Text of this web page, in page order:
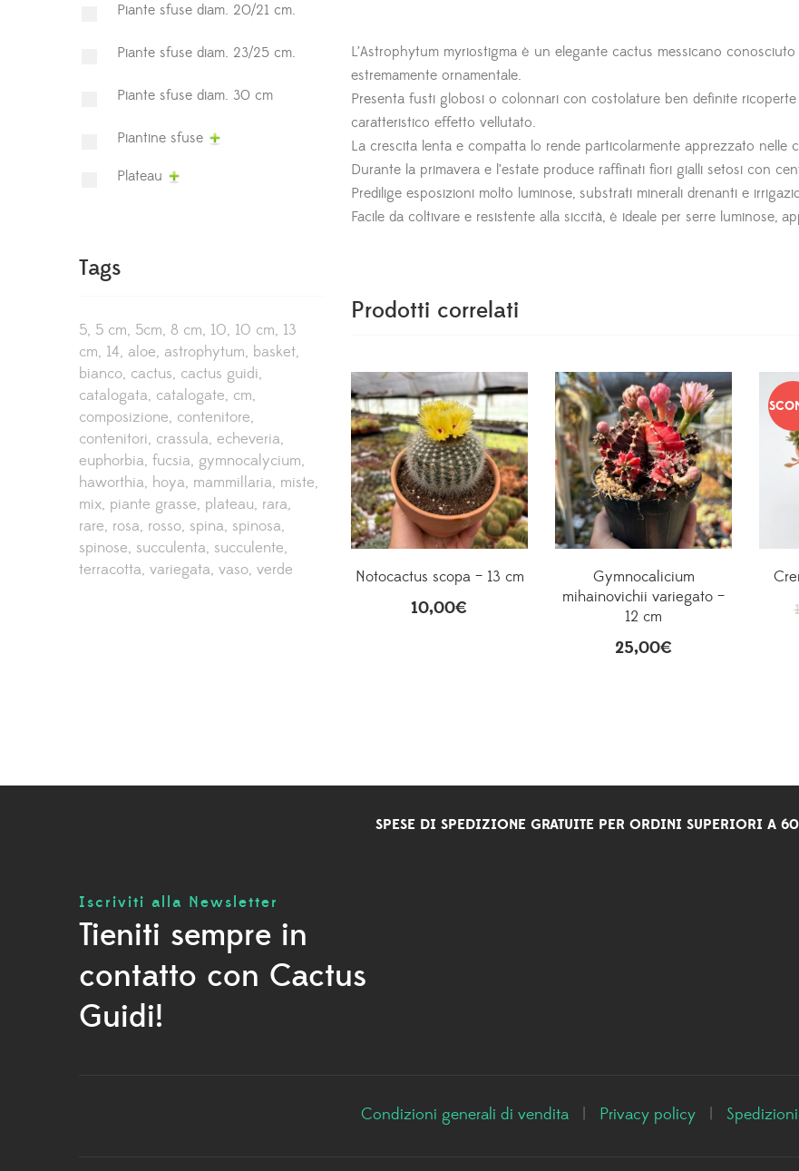
L’Astrophytum myriostigma è un elegante cactus messicano
estremamente ornamentale.
Presenta fusti globosi o colonnari con costolature ben definite
caratteristico effetto vellutato.
La crescita lenta e compatta lo rende particolarmente apprezzato nelle
Durante la primavera e l’estate produce raffinati fiori gialli setosi con
Predilige esposizioni molto luminose, substrati minerali drenanti e
Facile da coltivare e resistente alla siccità, è ideale per serre luminose,
Prodotti correlati
Notocactus scopa – 13 cm
10,00€
Gymnocalicium
mihainovichii variegato –
12 cm
25,00€
Piante sfuse diam. 20/21 cm.
Piante sfuse diam. 23/25 cm.
Piante sfuse diam. 30 cm
Piantine sfuse
Plateau
Tags
5 5 cm 5cm 8 cm 10 10 cm 13
cm 14 aloe astrophytum basket
bianco cactus cactus guidi
catalogata catalogate cm
composizione contenitore
contenitori crassula echeveria
euphorbia fucsia gymnocalycium
haworthia hoya mammillaria miste
mix piante grasse plateau rara
rare rosa rosso spina spinosa
spinose succulenta succulente
terracotta variegata vaso verde
SPESE DI SPEDIZIONE GRATUITE PER ORDINI SUPERIORI A
Iscriviti alla Newsletter
Tieniti sempre in
contatto con Cactus
Guidi!
Condizioni generali di vendita| Privacy policy| Spedizioni